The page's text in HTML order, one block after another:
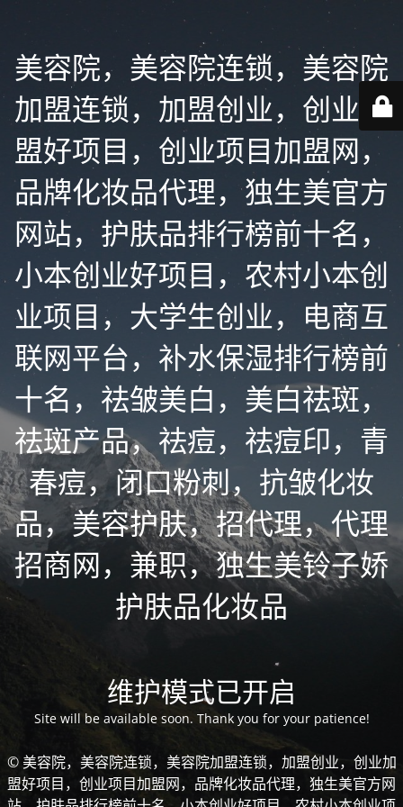
美容院，美容院连锁，美容院
加盟连锁，加盟创业，创业加
盟好项目，创业项目加盟网，
品牌化妆品代理，独生美官方
网站，护肤品排行榜前十名，
小本创业好项目，农村小本创
业项目，大学生创业，电商互
联网平台，补水保湿排行榜前
十名，祛皱美白，美白祛斑，
祛斑产品，祛痘，祛痘印，青
春痘，闭口粉刺，抗皱化妆
品，美容护肤，招代理，代理
招商网，兼职，独生美铃子娇
护肤品化妆品
维护模式已开启
Site will be available soon. Thank you for your patience!
© 美容院，美容院连锁，美容院加盟连锁，加盟创业，创业加
盟好项目，创业项目加盟网，品牌化妆品代理，独生美官方网